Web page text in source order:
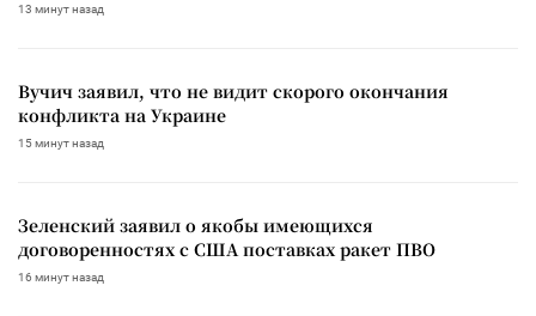
13 минут назад
Вучич заявил, что не видит скорого окончания
конфликта на Украине
15 минут назад
Зеленский заявил о якобы имеющихся
договоренностях с США поставках ракет ПВО
16 минут назад